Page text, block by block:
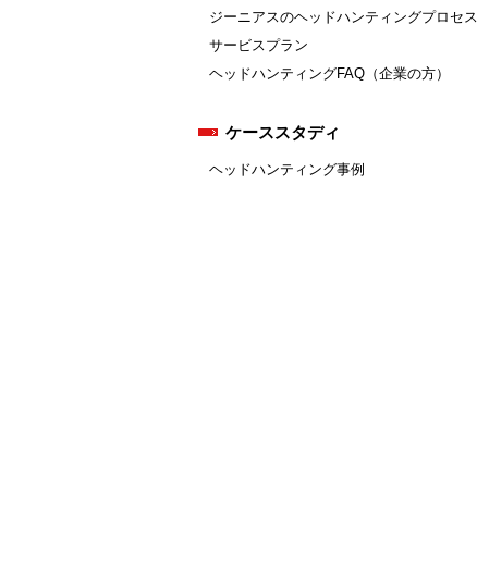
ジーニアスのヘッドハンティングプロセス
サービスプラン
ヘッドハンティングFAQ（企業の方）
ケーススタディ
ヘッドハンティング事例